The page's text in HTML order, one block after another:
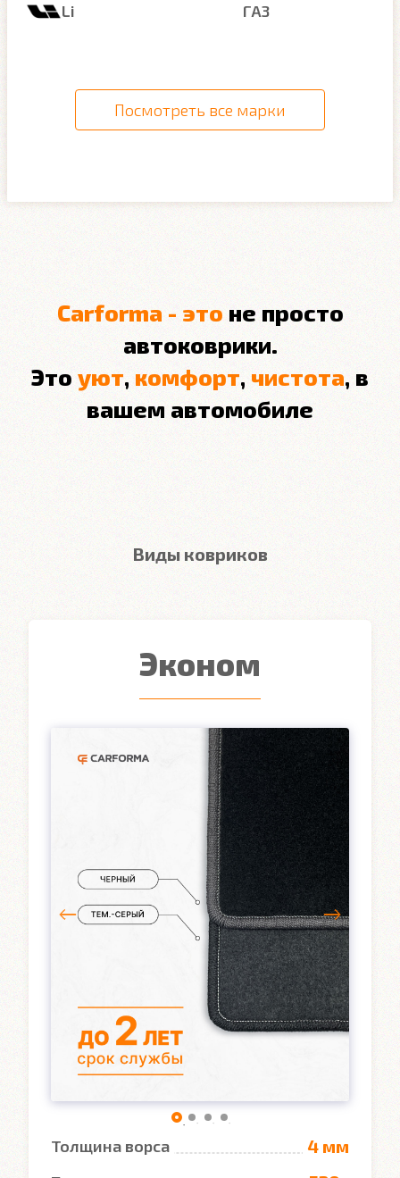
Li
ГАЗ
Посмотреть все марки
Carforma - это не просто
автоковрики.
Это уют, комфорт, чистота, в
вашем автомобиле
Виды ковриков
Эконом
Толщина ворса 4 мм